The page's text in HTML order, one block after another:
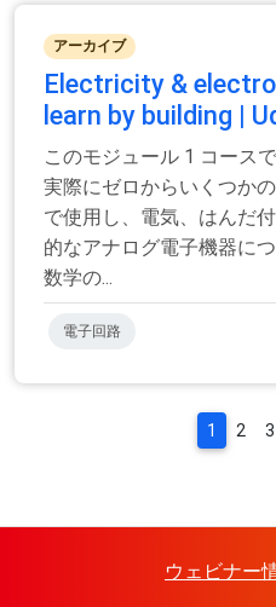
アーカイブ
Electricity &
learn by building |
このモジュール 1 コース
実際にゼロからいくつか
で使用し、電気、はんだ
的なアナログ電子機器に
数学の...
電子回路
1 2 3
ウェビナー